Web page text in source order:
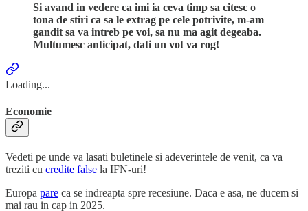
Si avand in vedere ca imi ia ceva timp sa citesc o
tona de stiri ca sa le extrag pe cele potrivite, m-am
gandit sa va intreb pe voi, sa nu ma agit degeaba.
Multumesc anticipat, dati un vot va rog!
Loading...
Economie
Vedeti pe unde va lasati buletinele si adeverintele de venit, ca va
treziti cu credite false la IFN-uri!
Europa pare ca se indreapta spre recesiune. Daca e asa, ne ducem si
mai rau in cap in 2025.